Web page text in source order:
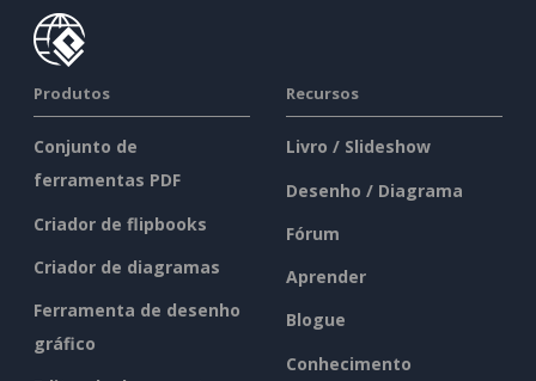
Produtos
Conjunto de
ferramentas PDF
Criador de flipbooks
Criador de diagramas
Ferramenta de desenho
gráfico
Recursos
Livro / Slideshow
Desenho / Diagrama
Fórum
Aprender
Blogue
Conhecimento